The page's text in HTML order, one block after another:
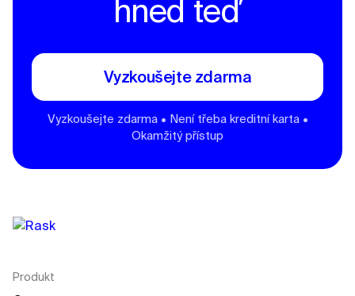
hned teď
Vyzkoušejte zdarma
Vyzkoušejte zdarma • Není třeba kreditní karta •
Okamžitý přístup
Produkt